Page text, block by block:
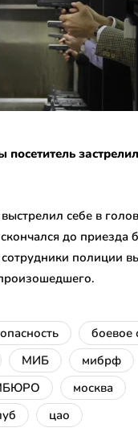
себе в
до приезда
полиции
боевое
МИБ
мибрф
москва
цао